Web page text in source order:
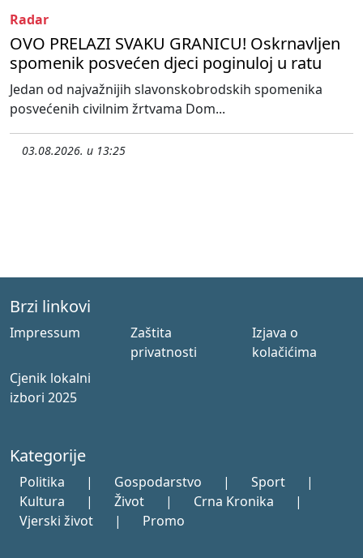
Radar
OVO PRELAZI SVAKU GRANICU! Oskrnavljen
spomenik posvećen djeci poginuloj u ratu
Jedan od najvažnijih slavonskobrodskih spomenika
posvećenih civilnim žrtvama Dom...
03.08.2026. u 13:25
Brzi linkovi
Impressum
Zaštita
privatnosti
Izjava o
kolačićima
Cjenik lokalni
izbori 2025
Kategorije
Politika | Gospodarstvo | Sport
|
Kultura
| Život | Crna Kronika
|
Vjerski život
| Promo